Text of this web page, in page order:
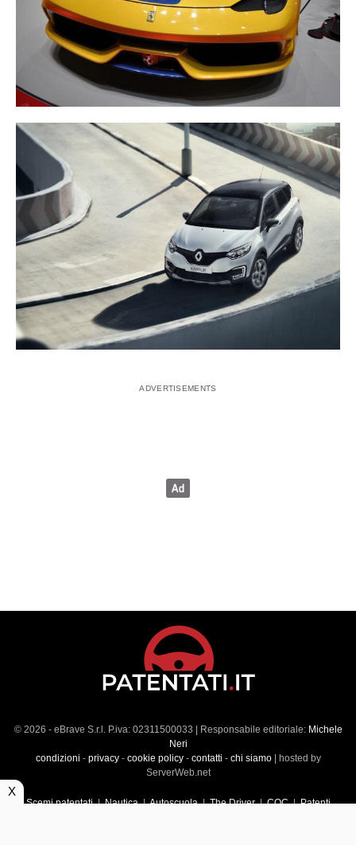
© 2026 - eBrave S.r.l. P.iva: 02311500033 | Responsabile editoriale: Michele
Neri
condizioni - privacy- cookie policy- contatti - chi siamo| hosted by
ServerWeb.net
Scemi patentati|Nautica|Autoscuola|The Driver|CQC|Patenti
X